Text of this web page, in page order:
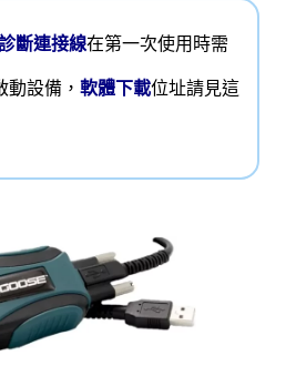
斷連接線在第一次使用時需
動設備，軟體下載位址請見這